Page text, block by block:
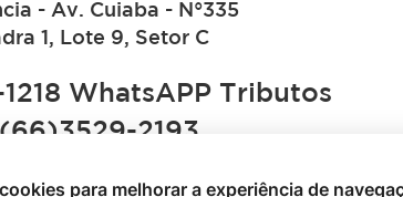
- Av. Cuiaba - N°335
1, Lote 9, Setor C
WhatsAPP Tributos
(66)3529-2193
para melhorar a experiência de